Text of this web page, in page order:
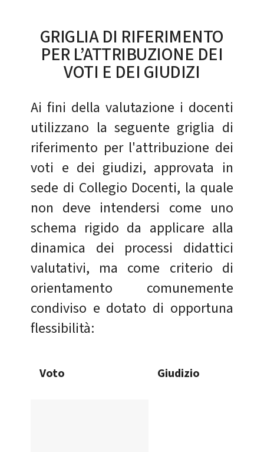
GRIGLIA DI RIFERIMENTO
PER L’ATTRIBUZIONE DEI
VOTI E DEI GIUDIZI
Ai fini della valutazione i docenti
utilizzano la seguente griglia di
riferimento per l'attribuzione dei
voti e dei giudizi, approvata in
sede di Collegio Docenti, la quale
non deve intendersi come uno
schema rigido da applicare alla
dinamica dei processi didattici
valutativi, ma come criterio di
orientamento comunemente
condiviso e dotato di opportuna
flessibilità:
Voto Giudizio